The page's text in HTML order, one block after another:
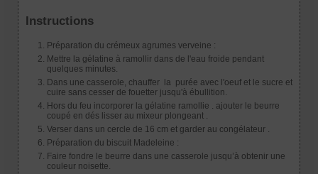
Instructions
Préparation du crémeux agrumes verveine :
Mettre la gélatine à ramollir dans de l'eau froide pendant
quelques minutes.
Dans une casserole, chauffer la purée avec l'oeuf et le sucre et
cuire sans cesser de fouetter jusqu'à ébullition.
Hors du feu incorporer la gélatine ramollie . ajouter le beurre
coupé en dés lisser au mixeur plongeant .
Verser dans un cercle de 16 cm et garder au congélateur .
Préparation du biscuit Madeleine :
Faire fondre le beurre dans une casserole jusqu’à obtenir une
couleur noisette.